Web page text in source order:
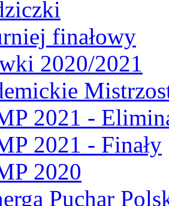
finałowy
2020/2021
2021 -
2021 - Finały
2020
Puchar